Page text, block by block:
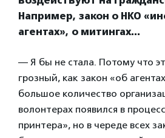
Например, закон о НКО
агентах», о митингах…
— Я бы не стала. Потому что
грозный, как закон «об
большое количество
волонтерах появился в
принтера», но в череде всех